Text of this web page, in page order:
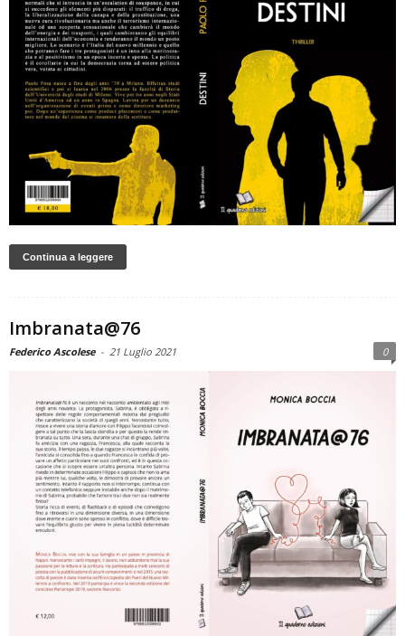
Continua a leggere
Imbranata@76
Federico Ascolese - 21 Luglio 2021 0